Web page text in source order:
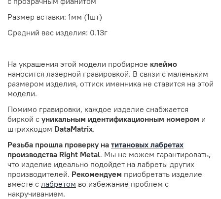
Размер вставки: 1мм (1шт)
Средний вес изделия: 0.13г
На украшения этой модели пробирное клеймо
наносится лазерной гравировкой. В связи с маленьким
размером изделия, оттиск именника не ставится на этой
модели.
Помимо гравировки, каждое изделие снабжается
биркой с уникальным идентификационным номером и
штрихкодом DataMatrix.
Резьба прошла проверку на титановых лабретах
производства Right Metal. Мы не можем гарантировать,
что изделие идеально подойдет на лабреты других
производителей. Рекомендуем приобретать изделие
вместе с лабретом во избежание проблем с
накручиванием.